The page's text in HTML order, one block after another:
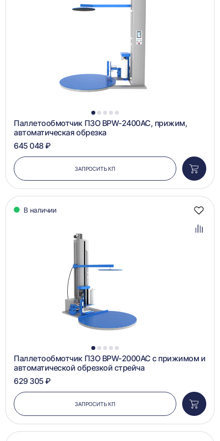
1 2 3 4 5
Паллетообмотчик ПЗО BPW-2400AC, прижим,
автоматическая обрезка
645 048 ₽
ЗАПРОСИТЬ КП
в
В наличии
1 2 3 4 5
Паллетообмотчик ПЗО BPW-2000AC с прижимом и
автоматической обрезкой стрейча
629 305 ₽
ЗАПРОСИТЬ КП
в